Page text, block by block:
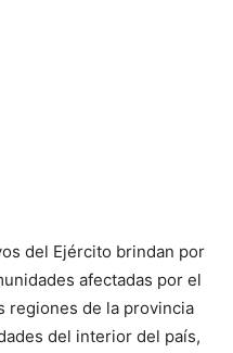
del Ejército brindan por
afectadas por el
regiones de la provincia
del interior del país,